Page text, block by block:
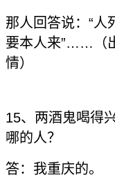
那人回答说：“人
要本人来”……（
情）
15、两酒鬼喝得
哪的人？
答：我重庆的。